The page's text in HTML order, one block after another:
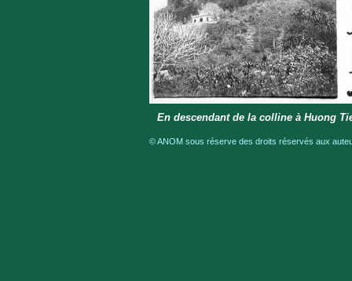
En descendant de la colline à Huong
© ANOM sous réserve des droits réservés aux